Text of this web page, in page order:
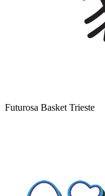
Futurosa Basket Trieste